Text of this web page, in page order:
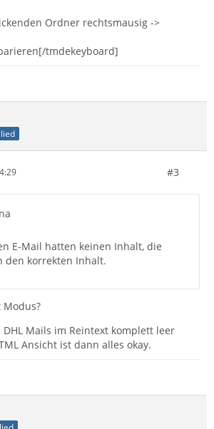
Ordner rechtsmausig ->
tmdekeyboard]
#3
E-Mail hatten keinen Inhalt, die
den korrekten Inhalt.
Mails im Reintext komplett leer
Ansicht ist dann alles okay.